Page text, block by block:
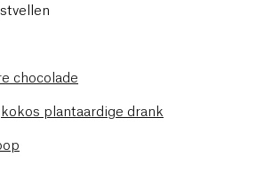
chocolade
kokos plantaardige drank